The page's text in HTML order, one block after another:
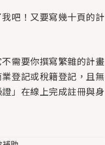
吧！又要寫幾十頁的計
需要你撰寫繁雜的計畫
登記或稅籍登記，且無
」在線上完成註冊與身